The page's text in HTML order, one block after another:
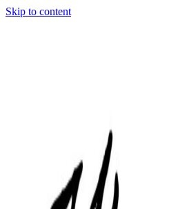
Skip to content